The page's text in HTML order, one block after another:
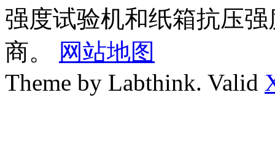
强度试验机和纸箱抗压
商。
网站地图
Theme by Labthink. Valid